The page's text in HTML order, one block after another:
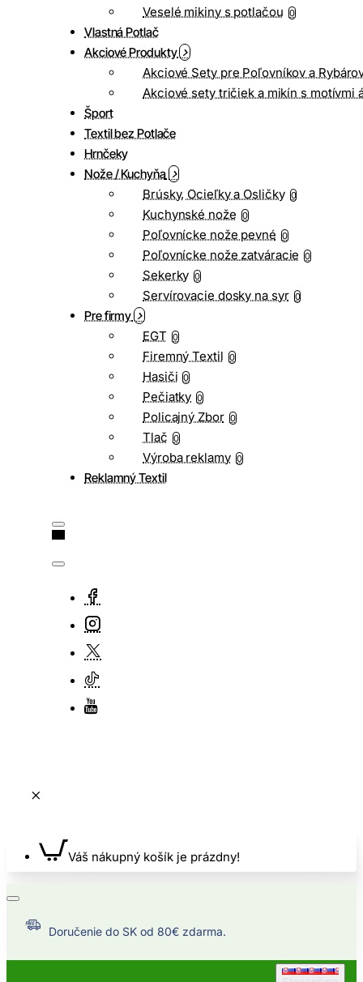
Veselé mikiny s potlačou 0
Vlastná Potlač
Akciové Produkty
Akciové Sety pre Poľovníkov a
Akciové sety tričiek a mikín s motívmi
Šport
Textil bez Potlače
Hrnčeky
Nože / Kuchyňa
Brúsky, Ocieľky a Osličky 0
Kuchynské nože 0
Poľovnícke nože pevné 0
Poľovnícke nože zatváracie 0
Sekerky 0
Servírovacie dosky na syr 0
Pre firmy
EGT 0
Firemný Textil 0
Hasiči 0
Pečiatky 0
Policajný Zbor 0
Tlač 0
Výroba reklamy 0
Reklamný Textil
Váš nákupný košík je prázdny!
Doručenie do SK od 80€ zdarma.